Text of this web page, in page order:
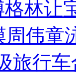
林让
周伟童
旅行